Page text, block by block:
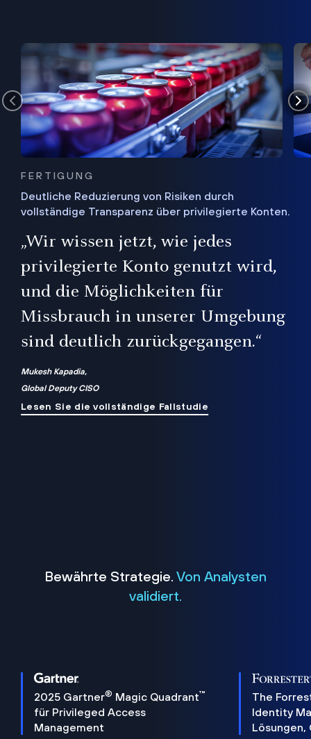
FERTIGUNG
Deutliche Reduzierung von Risiken durch
vollständige Transparenz über privilegierte Konten.
„Wir wissen jetzt, wie jedes
privilegierte Konto genutzt wird,
und die Möglichkeiten für
Missbrauch in unserer Umgebung
sind deutlich zurückgegangen.“
Mukesh Kapadia,
Global Deputy CISO
Lesen Sie die vollständige Fallstudie
Bewährte Strategie. Von Analysten
validiert.
2025 Gartner® Magic Quadrant™
für Privileged Access
Management
The
Identity
Lösungen,